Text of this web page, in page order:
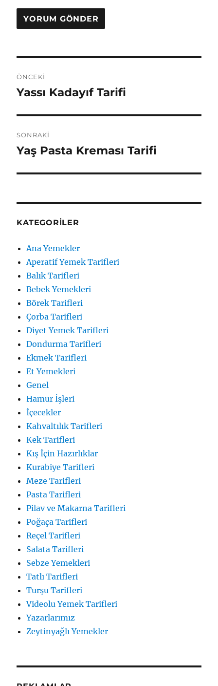
gezinmesi
ÖNCEKI
Önceki
Yassı Kadayıf Tarifi
SONRAKI
Sonraki
Yaş Pasta Kreması Tarifi
KATEGORILER
Ana Yemekler
Aperatif Yemek Tarifleri
Balık Tarifleri
Bebek Yemekleri
Börek Tarifleri
Çorba Tarifleri
Diyet Yemek Tarifleri
Dondurma Tarifleri
Ekmek Tarifleri
Et Yemekleri
Genel
Hamur İşleri
İçecekler
Kahvaltılık Tarifleri
Kek Tarifleri
Kış İçin Hazırlıklar
Kurabiye Tarifleri
Meze Tarifleri
Pasta Tarifleri
Pilav ve Makarna Tarifleri
Poğaça Tarifleri
Reçel Tarifleri
Salata Tarifleri
Sebze Yemekleri
Tatlı Tarifleri
Turşu Tarifleri
Videolu Yemek Tarifleri
Yazarlarımız
Zeytinyağlı Yemekler